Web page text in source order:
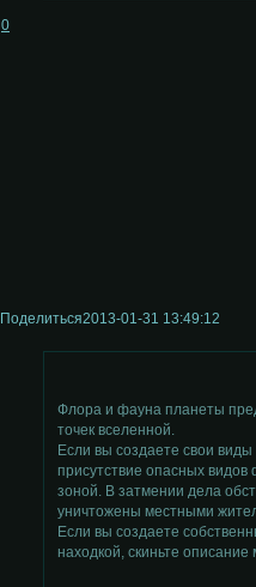
0
Поделиться2013-01-31 13:49:12
Флора и фауна планеты
точек вселенной.
Если вы создаете свои
присутствие опасных
зоной. В затмении дела
уничтожены местными
Если вы создаете
находкой, скиньте